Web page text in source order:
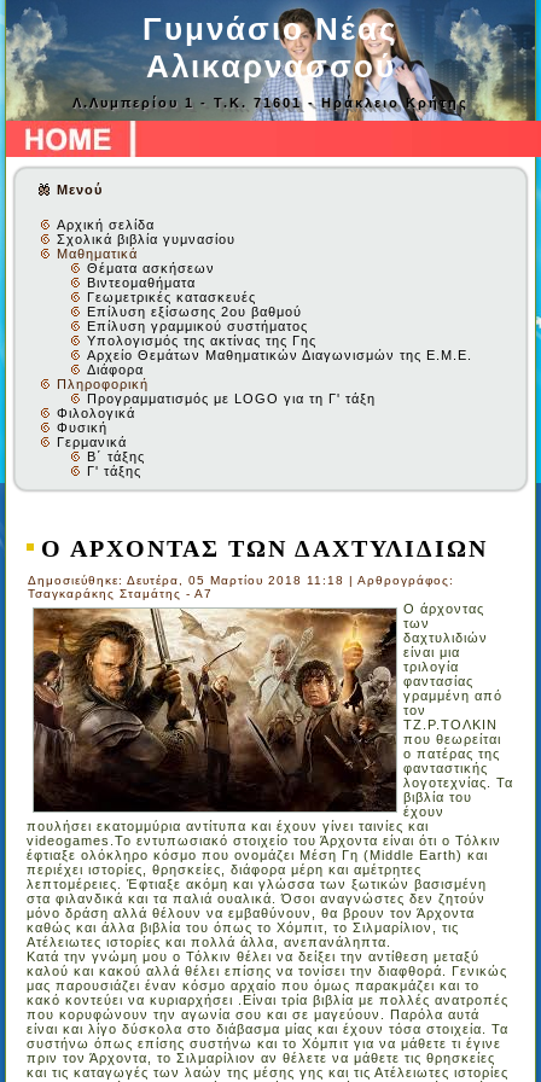
Γυμνάσιο Νέας
Αλικαρνασσού
Λ.Λυμπερίου 1 - Τ.Κ. 71601 - Ηράκλειο Κρήτης
Μενού
Αρχική σελίδα
Σχολικά βιβλία γυμνασίου
Μαθηματικά
Θέματα ασκήσεων
Βιντεομαθήματα
Γεωμετρικές κατασκευές
Επίλυση εξίσωσης 2ου βαθμού
Επίλυση γραμμικού συστήματος
Υπολογισμός της ακτίνας της Γης
Αρχείο Θεμάτων Μαθηματικών Διαγωνισμών της Ε.Μ.Ε.
Διάφορα
Πληροφορική
Προγραμματισμός με LOGO για τη Γ' τάξη
Φιλολογικά
Φυσική
Γερμανικά
Β΄ τάξης
Γ' τάξης
Ο ΑΡΧΟΝΤΑΣ ΤΩΝ ΔΑΧΤΥΛΙΔΙΩΝ
Δημοσιεύθηκε: Δευτέρα, 05 Μαρτίου 2018 11:18|Αρθρογράφος:
Τσαγκαράκης Σταμάτης - Α7
Ο άρχοντας
των
δαχτυλιδιών
είναι μια
τριλογία
φαντασίας
γραμμένη από
τον
ΤΖ.Ρ.ΤΟΛΚΙΝ
που θεωρείται
ο πατέρας της
φανταστικής
λογοτεχνίας. Τα
βιβλία του
έχουν
πουλήσει εκατομμύρια αντίτυπα και έχουν γίνει ταινίες και
videogames.Το εντυπωσιακό στοιχείο του Άρχοντα είναι ότι ο Τόλκιν
έφτιαξε ολόκληρο κόσμο που ονομάζει Μέση Γη (Μiddle Εarth) και
περιέχει ιστορίες, θρησκείες, διάφορα μέρη και αμέτρητες
λεπτομέρειες. Έφτιαξε ακόμη και γλώσσα των ξωτικών βασισμένη
στα φιλανδικά και τα παλιά ουαλικά. Όσοι αναγνώστες δεν ζητούν
μόνο δράση αλλά θέλουν να εμβαθύνουν, θα βρουν τον Άρχοντα
καθώς και άλλα βιβλία του όπως το Χόμπιτ, το Σιλμαρίλιον, τις
Ατέλειωτες ιστορίες και πολλά άλλα, ανεπανάληπτα.
Κατά την γνώμη μου ο Τόλκιν θέλει να δείξει την αντίθεση μεταξύ
καλού και κακού αλλά θέλει επίσης να τονίσει την διαφθορά. Γενικώς
μας παρουσιάζει έναν κόσμο αρχαίο που όμως παρακμάζει και το
κακό κοντεύει να κυριαρχήσει .Είναι τρία βιβλία με πολλές ανατροπές
που κορυφώνουν την αγωνία σου και σε μαγεύουν. Παρόλα αυτά
είναι και λίγο δύσκολα στο διάβασμα μίας και έχουν τόσα στοιχεία. Τα
συστήνω όπως επίσης συστήνω και το Χόμπιτ για να μάθετε τι έγινε
πριν τον Άρχοντα, το Σιλμαρίλιον αν θέλετε να μάθετε τις θρησκείες
και τις καταγωγές των λαών της μέσης γης και τις Ατέλειωτες ιστορίες